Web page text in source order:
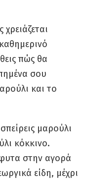
πώς θα
σου
και το
μαρούλι
κόκκινο.
στην αγορά
είδη, μέχρι